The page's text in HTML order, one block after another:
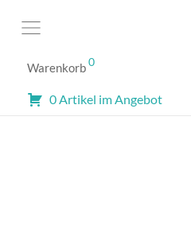
Warenkorb0
0 Artikel im Angebot